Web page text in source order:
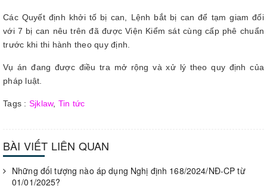
Các Quyết định khởi tố bị can, Lệnh bắt bị can để tạm giam đối
với 7 bị can nêu trên đã được Viện Kiểm sát cùng cấp phê chuẩn
trước khi thi hành theo quy định.
Vụ án đang được điều tra mở rộng và xử lý theo quy định của
pháp luật.
Tags : Sjklaw, Tin tức
BÀI VIẾT LIÊN QUAN
Những đối tượng nào áp dụng Nghị định 168/2024/NĐ-CP từ
01/01/2025?